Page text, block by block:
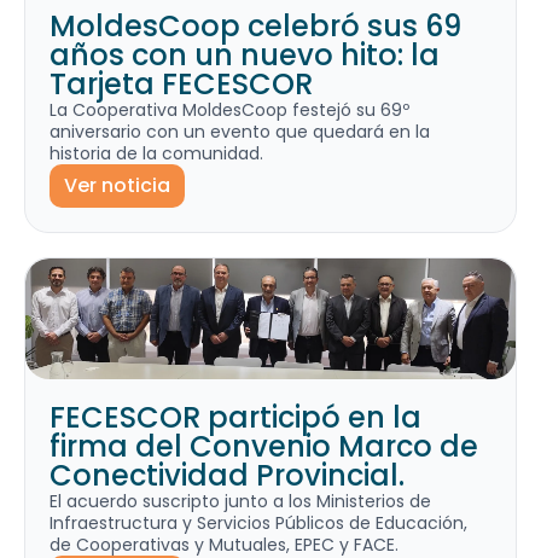
MoldesCoop celebró sus 69
años con un nuevo hito: la
Tarjeta FECESCOR
La Cooperativa MoldesCoop festejó su 69º
aniversario con un evento que quedará en la
historia de la comunidad.
Ver noticia
FECESCOR participó en la
firma del Convenio Marco de
Conectividad Provincial.
El acuerdo suscripto junto a los Ministerios de
Infraestructura y Servicios Públicos de Educación,
de Cooperativas y Mutuales, EPEC y FACE.